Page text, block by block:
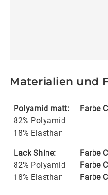
Materialien und
Polyamid matt:
82% Polyamid
18% Elasthan
Farbe
Lack Shine:
82% Polyamid
18% Elasthan
Farbe
Farbe
Farbe